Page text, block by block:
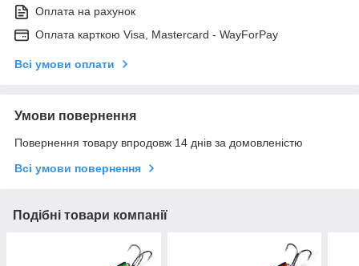
Оплата на рахунок
Оплата карткою Visa, Mastercard - WayForPay
Всі умови оплати
Умови повернення
Повернення товару впродовж 14 днів за домовленістю
Всі умови повернення
Подібні товари компанії